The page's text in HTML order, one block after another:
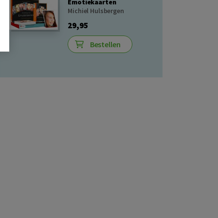
Emotiekaarten
Michiel Hulsbergen
29,95
Bestellen